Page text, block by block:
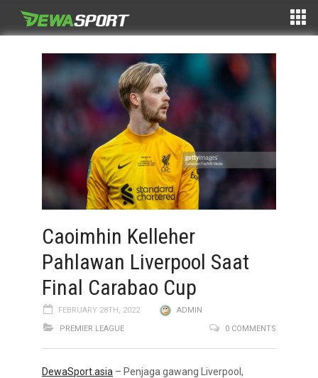
Caoimhin Kelleher
Pahlawan Liverpool Saat
Final Carabao Cup
FEBRUARY 28TH, 2022
ADMIN
PREMIER LEAGUE
0 COMMENTS
DewaSport.asia – Penjaga gawang Liverpool,